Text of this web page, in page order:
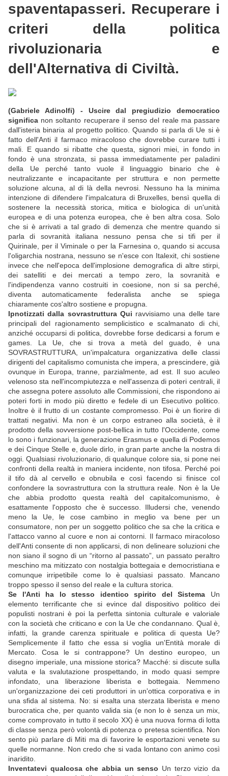
spaventapasseri. Recuperare i
criteri della politica
rivoluzionaria e
dell'Alternativa di Civiltà.
(Gabriele Adinolfi) - Uscire dal pregiudizio democratico
significa non soltanto recuperare il senso del reale ma passare
dall'isteria binaria al progetto politico. Quando si parla di Ue si è
fatto dell'Anti il farmaco miracoloso che dovrebbe curare tutti i
mali. E quando si ribatte che questa, signori miei, in fondo in
fondo è una stronzata, si passa immediatamente per paladini
della Ue perché tanto vuole il linguaggio binario che è
neutralizzante e incapacitante per struttura e non permette
soluzione alcuna, al di là della nevrosi. Nessuno ha la minima
intenzione di difendere l'impalcatura di Bruxelles, bensì quella di
sostenere la necessità storica, mitica e biologica di un'unità
europea e di una potenza europea, che è ben altra cosa. Solo
che si è arrivati a tal grado di demenza che mentre quando si
parla di sovranità italiana nessuno pensa che si tifi per il
Quirinale, per il Viminale o per la Farnesina o, quando si accusa
l'oligarchia nostrana, nessuno se n'esce con Italexit, chi sostiene
invece che nell'epoca dell'implosione demografica di altre stirpi,
dei satelliti e dei mercati a tempo zero, la sovranità e
l'indipendenza vanno costruiti in coesione, non si sa perché,
diventa automaticamente federalista anche se spiega
chiaramente cos'altro sostiene e propugna.
Ipnotizzati dalla sovrastruttura Qui ravvisiamo una delle tare
principali del ragionamento semplicistico e scalmanato di chi,
anziché occuparsi di politica, dovrebbe forse dedicarsi a forum e
games. La Ue, che si trova a metà del guado, è una
SOVRASTRUTTURA, un'impalcatura organizzativa delle classi
dirigenti del capitalismo comunista che impera, a prescindere, già
ovunque in Europa, tranne, parzialmente, ad est. Il suo aculeo
velenoso sta nell'incompiutezza e nell'assenza di poteri centrali, il
che assegna potere assoluto alle Commissioni, che rispondono ai
poteri forti in modo più diretto e fedele di un Esecutivo politico.
Inoltre è il frutto di un costante compromesso. Poi è un fiorire di
trattati negativi. Ma non è un corpo estraneo alla società, è il
prodotto della sovversione post-bellica in tutto l'Occidente, come
lo sono i funzionari, la generazione Erasmus e quella di Podemos
e dei Cinque Stelle e, duole dirlo, in gran parte anche la nostra di
oggi. Qualsiasi rivoluzionario, di qualunque colore sia, si pone nei
confronti della realtà in maniera incidente, non tifosa. Perché poi
il tifo dà al cervello e obnubila e così facendo si finisce col
confondere la sovrastruttura con la struttura reale. Non è la Ue
che abbia prodotto questa realtà del capitalcomunismo, è
esattamente l'opposto che è successo. Illudersi che, venendo
meno la Ue, le cose cambino in meglio va bene per un
consumatore, non per un soggetto politico che sa che la critica e
l'attacco vanno al cuore e non ai contorni. Il farmaco miracoloso
dell'Anti consente di non applicarsi, di non delineare soluzioni che
non siano il sogno di un “ritorno al passato”, un passato peraltro
meschino ma mitizzato con nostalgia bottegaia e democristiana e
comunque irripetibile come lo è qualsiasi passato. Mancano
troppo spesso il senso del reale e la cultura storica.
Se l'Anti ha lo stesso identico spirito del Sistema Un
elemento terrificante che si evince dal dispositivo politico dei
populisti nostrani è poi la perfetta sintonia culturale e valoriale
con la società che criticano e con la Ue che condannano. Qual è,
infatti, la grande carenza spirituale e politica di questa Ue?
Semplicemente il fatto che essa si voglia un'Entità morale di
Mercato. Cosa le si contrappone? Un destino europeo, un
disegno imperiale, una missione storica? Macché: si discute sulla
valuta e la svalutazione prospettando, in modo quasi sempre
infondato, una liberazione liberista e bottegaia. Nemmeno
un'organizzazione dei ceti produttori in un'ottica corporativa e in
una sfida al sistema. No: si esalta una sterzata liberista e meno
burocratica che, per quanto valida sia (e non lo è senza un mix,
come comprovato in tutto il secolo XX) è una nuova forma di lotta
di classe senza però volontà di potenza o pretesa scientifica. Non
sento più parlare di Miti ma di favorire le esportazioni venete su
quelle normanne. Non credo che si vada lontano con animo così
inaridito.
Inventatevi qualcosa che abbia un senso Un terzo vizio da